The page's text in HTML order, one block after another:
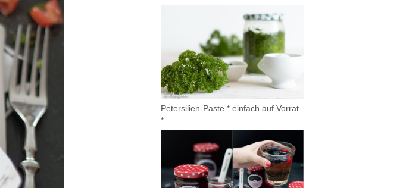
Petersilien-Paste * einfach auf Vorrat
*